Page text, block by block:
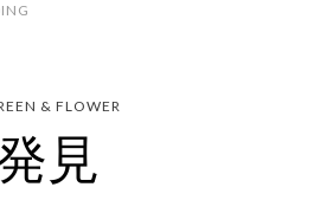
& FLOWER
見